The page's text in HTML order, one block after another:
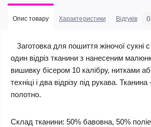
Опис товару Характеристики Відгуків 0
Заготовка для пошиття жіночої сукні
один відріз тканини з нанесеним
вишивку бісером 10 калібру, нитками
техніці і два відрізу під рукава.
полотно.
Склад тканини: 50% бавовна, 50%